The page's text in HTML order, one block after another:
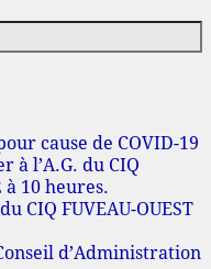
cause de COVID-19
à l’A.G. du CIQ
à 10 heures.
CIQ FUVEAU-OUEST
d’Administration